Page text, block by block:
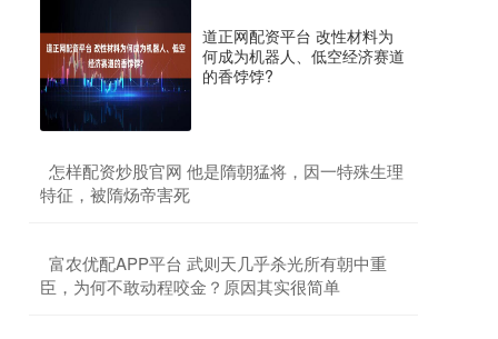
道正网配资平台 改性材料为
何成为机器人、低空经济赛道
的香饽饽?
​怎样配资炒股官网 他是隋朝猛将，因一特殊生理
特征，被隋炀帝害死
​富农优配APP平台 武则天几乎杀光所有朝中重
臣，为何不敢动程咬金？原因其实很简单